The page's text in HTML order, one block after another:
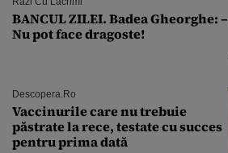
BANCUL ZILEI. Badea Gheorghe: –
Nu pot face dragoste!
Descopera.ro
Vaccinurile care nu trebuie
păstrate la rece, testate cu succes
pentru prima dată